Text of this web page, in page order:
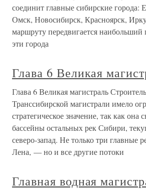
соединит главные сибирские города:
Омск, Новосибирск, Красноярск,
маршруту передвигается наибольший
эти города
Глава 6 Великая
Глава 6 Великая магистраль
Транссибирской магистрали имело
стратегическое значение, так как она
бассейны остальных рек Сибири,
северо-запад. Не только три главные
Лена, — но и все другие потоки
Главная водная